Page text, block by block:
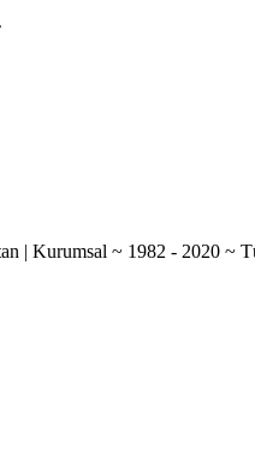
| Kurumsal ~ 1982 - 2020 ~